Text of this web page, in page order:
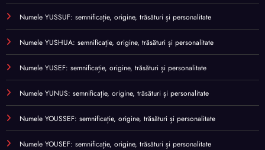
Numele YUSSUF: semnificație, origine, trăsături și personalitate
Numele YUSHUA: semnificație, origine, trăsături și personalitate
Numele YUSEF: semnificație, origine, trăsături și personalitate
Numele YUNUS: semnificație, origine, trăsături și personalitate
Numele YOUSSEF: semnificație, origine, trăsături și personalitate
Numele YOUSEF: semnificație, origine, trăsături și personalitate